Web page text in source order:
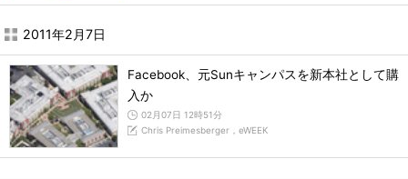
2011年2月7日
Facebook、元Sunキャンパスを新本社として購
入か
02月07日 12時51分
Chris Preimesberger，eWEEK